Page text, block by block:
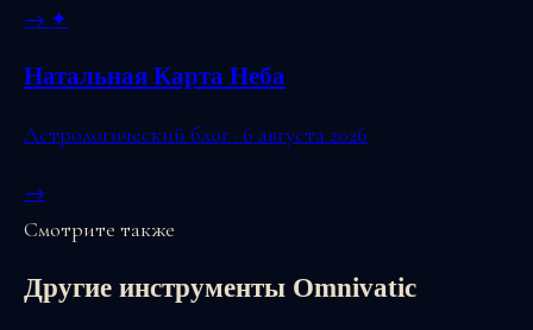
→ ✦
Натальная Карта Неба
Астрологический блог · 6 августа 2026
→
Смотрите также
Другие инструменты Omnivatic